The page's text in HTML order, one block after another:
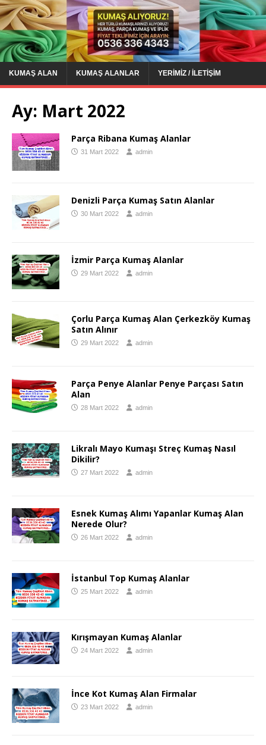
KUMAŞ ALAN KUMAŞ ALANLAR YERIMIZ / İLETIŞIM
Ay: Mart 2022
Parça Ribana Kumaş Alanlar
31 Mart 2022 admin
Denizli Parça Kumaş Satın Alanlar
30 Mart 2022 admin
İzmir Parça Kumaş Alanlar
29 Mart 2022 admin
Çorlu Parça Kumaş Alan Çerkezköy Kumaş
Satın Alınır
29 Mart 2022 admin
Parça Penye Alanlar Penye Parçası Satın
Alan
28 Mart 2022 admin
Likralı Mayo Kumaşı Streç Kumaş Nasıl
Dikilir?
27 Mart 2022 admin
Esnek Kumaş Alımı Yapanlar Kumaş Alan
Nerede Olur?
26 Mart 2022 admin
İstanbul Top Kumaş Alanlar
25 Mart 2022 admin
Kırışmayan Kumaş Alanlar
24 Mart 2022 admin
İnce Kot Kumaş Alan Firmalar
23 Mart 2022 admin